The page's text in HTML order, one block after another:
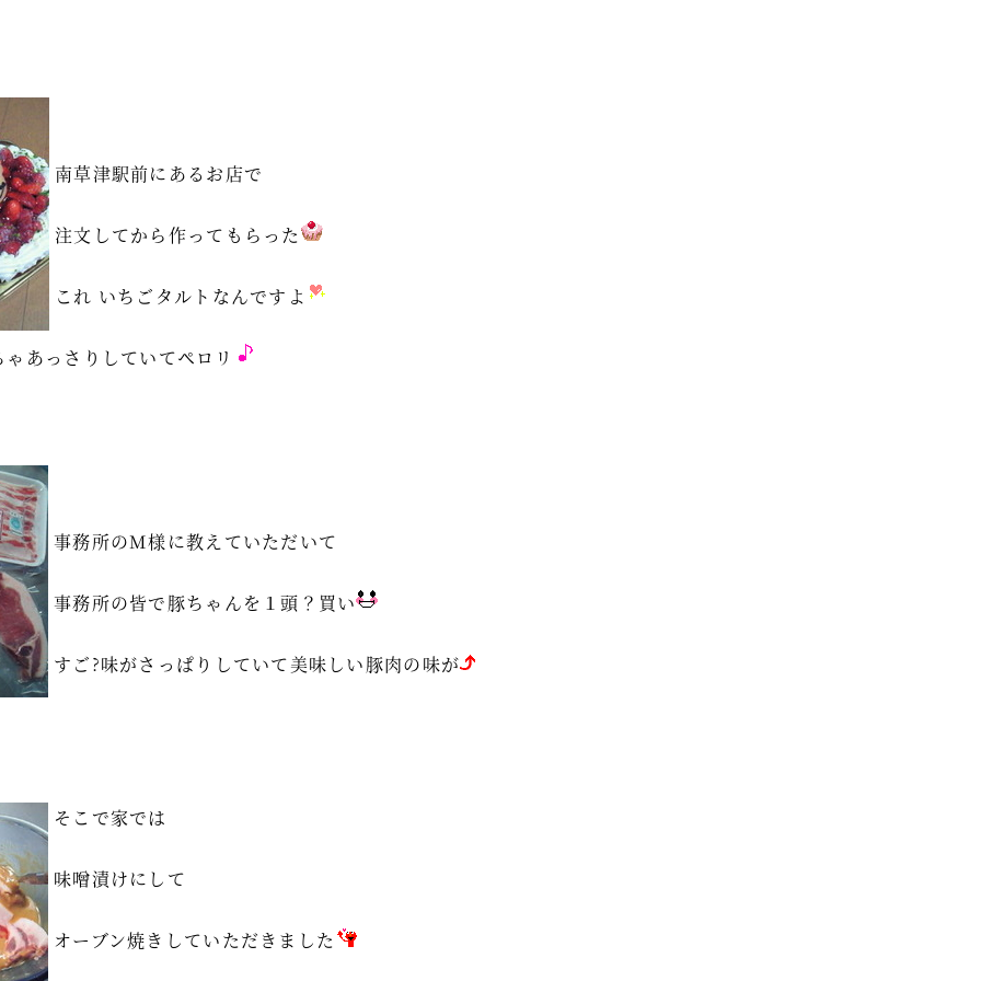
南草津駅前にあるお店で
注文してから作ってもらった
これ いちごタルトなんですよ
あっさりしていてペロリ
事務所のM様に教えていただいて
事務所の皆で豚ちゃんを１頭？買い
すご?味がさっぱりしていて美味しい豚肉の味が
そこで家では
味噌漬けにして
オーブン焼きしていただきました